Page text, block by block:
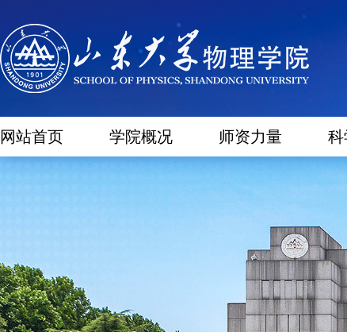
网站首页 学院概况 师资力量 科